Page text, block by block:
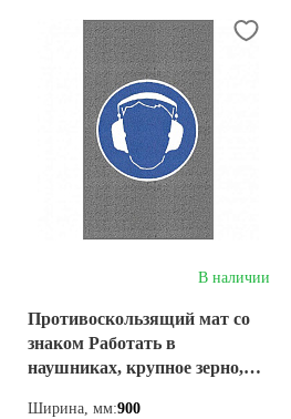
В наличии
Противоскользящий мат со
знаком Работать в
наушниках, крупное зерно,
Ширина, мм:900